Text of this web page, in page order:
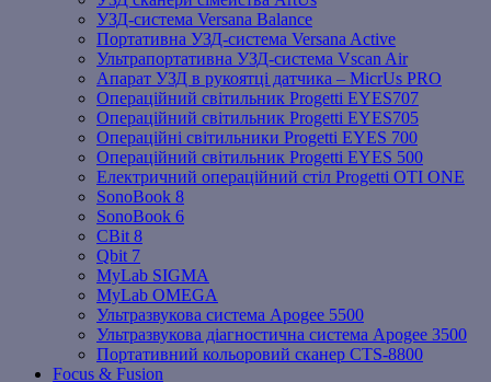
УЗД-система Versana Balance
Портативна УЗД-система Versana Active
Ультрапортативна УЗД-система Vscan Air
Апарат УЗД в рукоятці датчика – MicrUs PRO
Операційний світильник Progetti EYES707
Операційний світильник Progetti EYES705
Операційні світильники Progetti EYES 700
Операційний світильник Progetti EYES 500
Електричний операційний стіл Progetti OTI ONE
SonoBook 8
SonoBook 6
СBit 8
Qbit 7
MyLab SIGMA
MyLab OMEGA
Ультразвукова система Apogee 5500
Ультразвукова діагностична система Apogee 3500
Портативний кольоровий сканер CTS-8800
Focus & Fusion